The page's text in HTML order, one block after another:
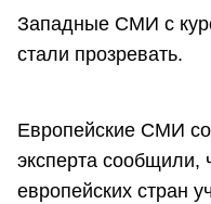
Западные СМИ с
стали прозревать.
Европейские СМИ
эксперта сообщили,
европейских стран